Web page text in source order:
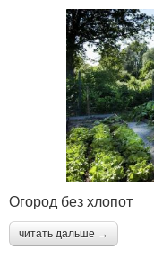
Огород без хлопот
читать дальше →